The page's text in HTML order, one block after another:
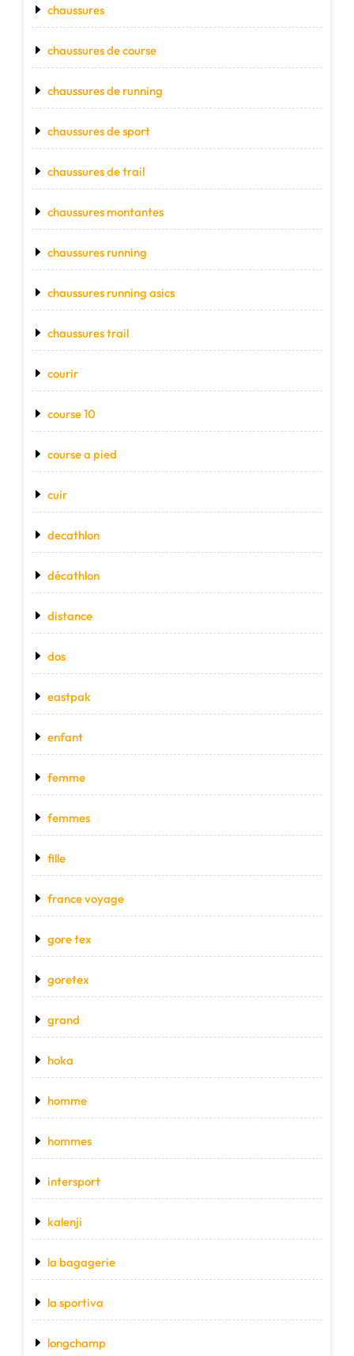
chaussures
chaussures de course
chaussures de running
chaussures de sport
chaussures de trail
chaussures montantes
chaussures running
chaussures running asics
chaussures trail
courir
course 10
course a pied
cuir
decathlon
décathlon
distance
dos
eastpak
enfant
femme
femmes
fille
france voyage
gore tex
goretex
grand
hoka
homme
hommes
intersport
kalenji
la bagagerie
la sportiva
longchamp